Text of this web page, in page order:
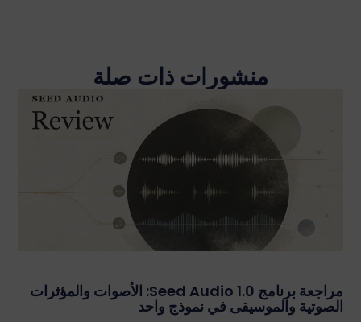
منشورات ذات صلة
مراجعة برنامج Seed Audio 1.0: الأصوات والمؤثرات
الصوتية والموسيقى في نموذج واحد